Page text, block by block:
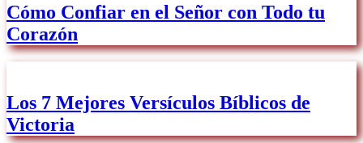
Cómo Confiar en el Señor con Todo tu
Corazón
Los 7 Mejores Versículos Bíblicos de
Victoria